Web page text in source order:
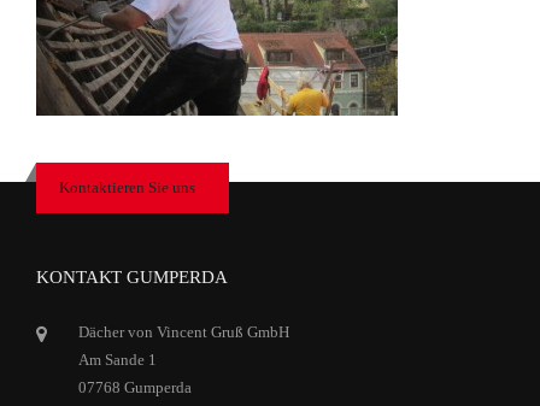
Kontaktieren Sie uns
KONTAKT GUMPERDA
Dächer von Vincent Gruß GmbH
Am Sande 1
07768 Gumperda